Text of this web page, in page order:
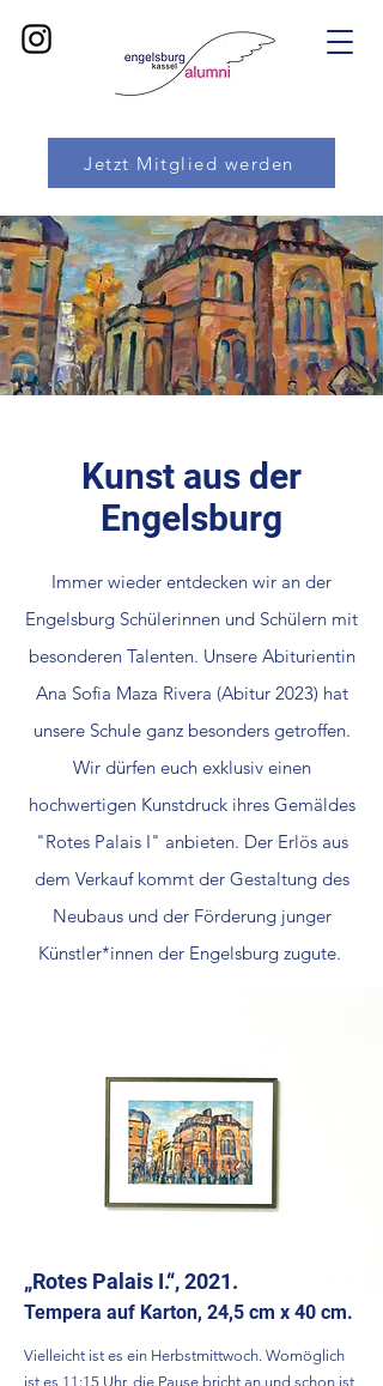
Jetzt Mitglied werden
Kunst aus der
Engelsburg
Immer wieder entdecken wir an der
Engelsburg Schülerinnen und Schülern mit
besonderen Talenten. Unsere Abiturientin
Ana Sofia Maza Rivera (Abitur 2023) hat
unsere Schule ganz besonders getroffen.
Wir dürfen euch exklusiv einen
hochwertigen Kunstdruck ihres Gemäldes
"Rotes Palais I" anbieten. Der Erlös aus
dem Verkauf kommt der Gestaltung des
Neubaus und der Förderung junger
Künstler*innen der Engelsburg zugute.
„Rotes Palais I.“, 2021.
Tempera auf Karton, 24,5 cm x 40 cm.
​Vielleicht ist es ein Herbstmittwoch. Womöglich
ist es 11:15 Uhr, die Pause bricht an und schon ist